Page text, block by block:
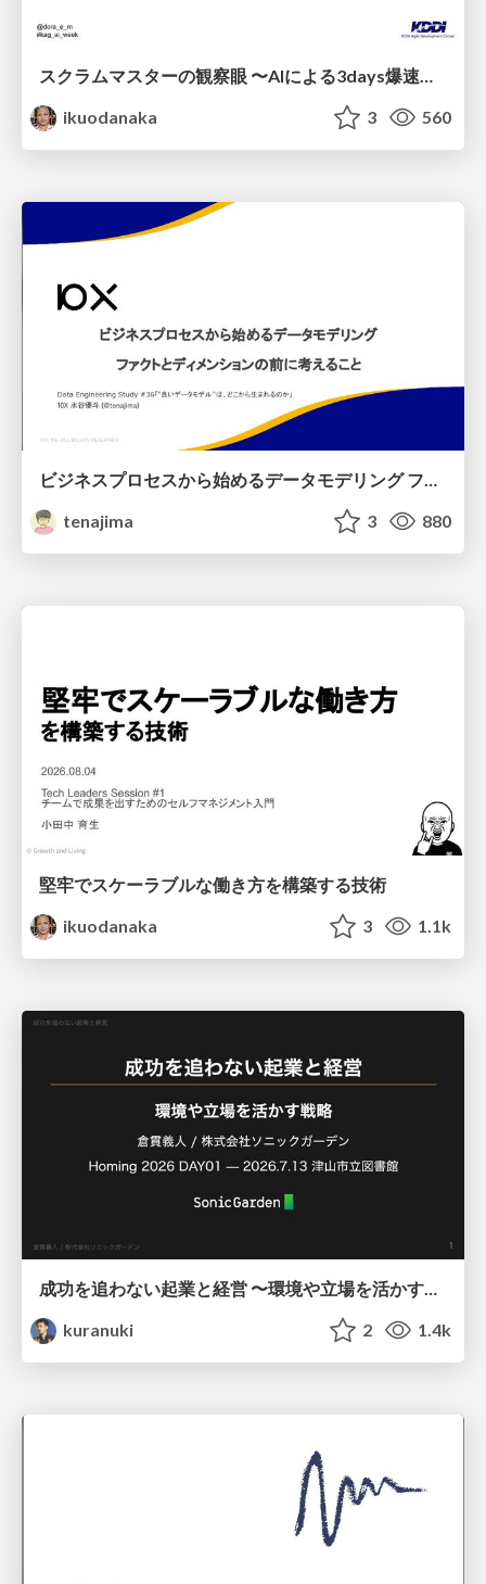
スクラムマスターの観察眼 〜AIによる3days爆速キャッチアップと次の一手〜/The Scrum Master's Insight: Lightning-Fast 3-Day Catch-Up with AI and the Next Move
ikuodanaka
3 560
ビジネスプロセスから始めるデータモデリング ファクトとディメンションの前に考えること
tenajima
3 880
堅牢でスケーラブルな働き方を構築する技術
ikuodanaka
3 1.1k
成功を追わない起業と経営 〜環境や立場を活かす戦略（Homing 2026）
kuranuki
2 1.4k